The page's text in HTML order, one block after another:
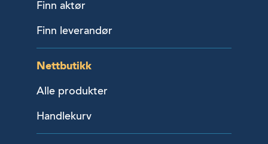
Finn aktør
Finn leverandør
Nettbutikk
Alle produkter
Handlekurv